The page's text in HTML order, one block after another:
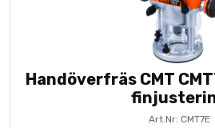
Handöverfräs CMT
Art.Nr: CMT7E